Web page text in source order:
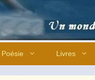
Poésie Livres